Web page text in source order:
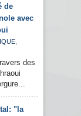
de
avec
,
des
"la